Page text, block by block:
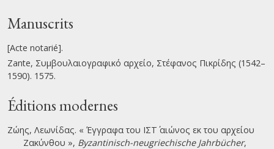
Manuscrits
[Acte notarié].
Zante, Συμβουλαιογραφικό αρχείο, Στέφανος Πικρίδης (1542–
1590). 1575.
Éditions modernes
Ζώης, Λεωνίδας. « Έγγραφα του ΙΣΤ΄ αιώνος εκ του αρχείου
Ζακύνθου », Byzantinisch-neugriechische Jahrbücher,